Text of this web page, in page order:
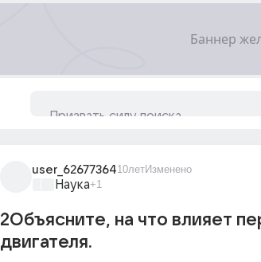
user_6267736410летИзменено
Наука+1
2Объясните, на что влияет
двигателя.